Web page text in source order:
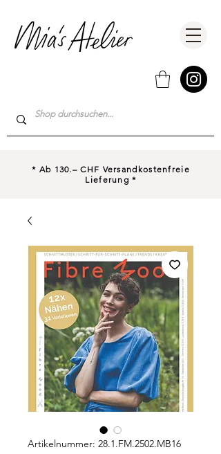
* Ab 130.– CHF Versandkostenfreie
Lieferung *
Artikelnummer: 28.1.FM.2502.MB16